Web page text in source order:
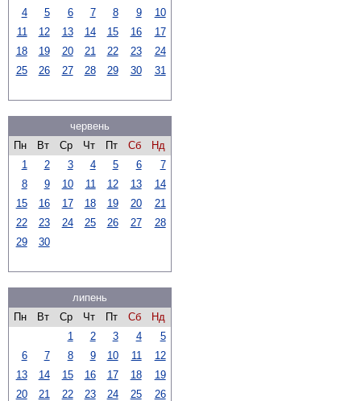
4
5 6 7 8 9
10
11
12 13 14 15 16
17
18
19 20 21 22 23
24
25
26 27 28 29 30 31
червень
Пн
Вт Ср Чт Пт Сб
Нд
1
2 3 4 5 6
7
8
9 10 11 12 13
14
15
16 17 18 19 20
21
22
23 24 25 26 27
28
29
30
липень
Пн
Вт Ср Чт Пт Сб
Нд
1
2 3 4
5
6
7 8 9 10 11
12
13
14 15 16 17 18
19
20
21 22 23 24 25
26